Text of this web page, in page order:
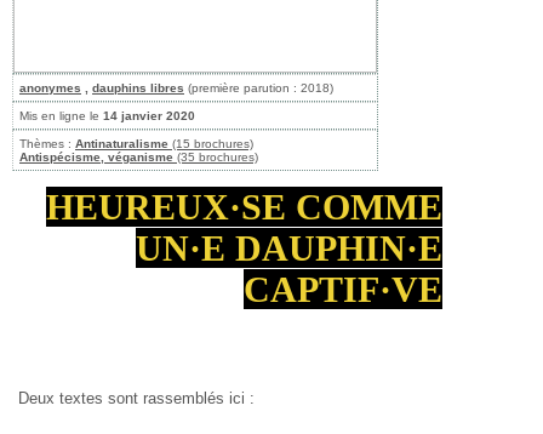
anonymes dauphins libres (première parution : 2018)
Mis en ligne le 14 janvier 2020
Thèmes : Antinaturalisme (15 brochures)
Antispécisme, véganisme (35 brochures)
HEUREUX·SE COMME
UN·E DAUPHIN·E
CAPTIF·VE
Deux textes sont rassemblés ici :